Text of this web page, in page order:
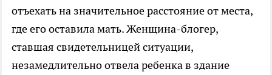
отъехать на значительное расстояние от места,
где его оставила мать. Женщина-блогер,
ставшая свидетельницей ситуации,
незамедлительно отвела ребенка в здание